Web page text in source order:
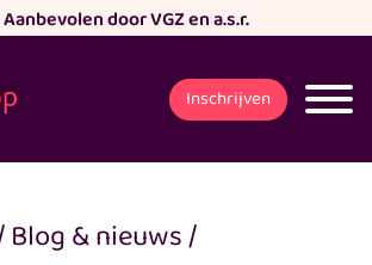
Aanbevolen door VGZ en a.s.r.
Inschrijven
Blog & nieuws/